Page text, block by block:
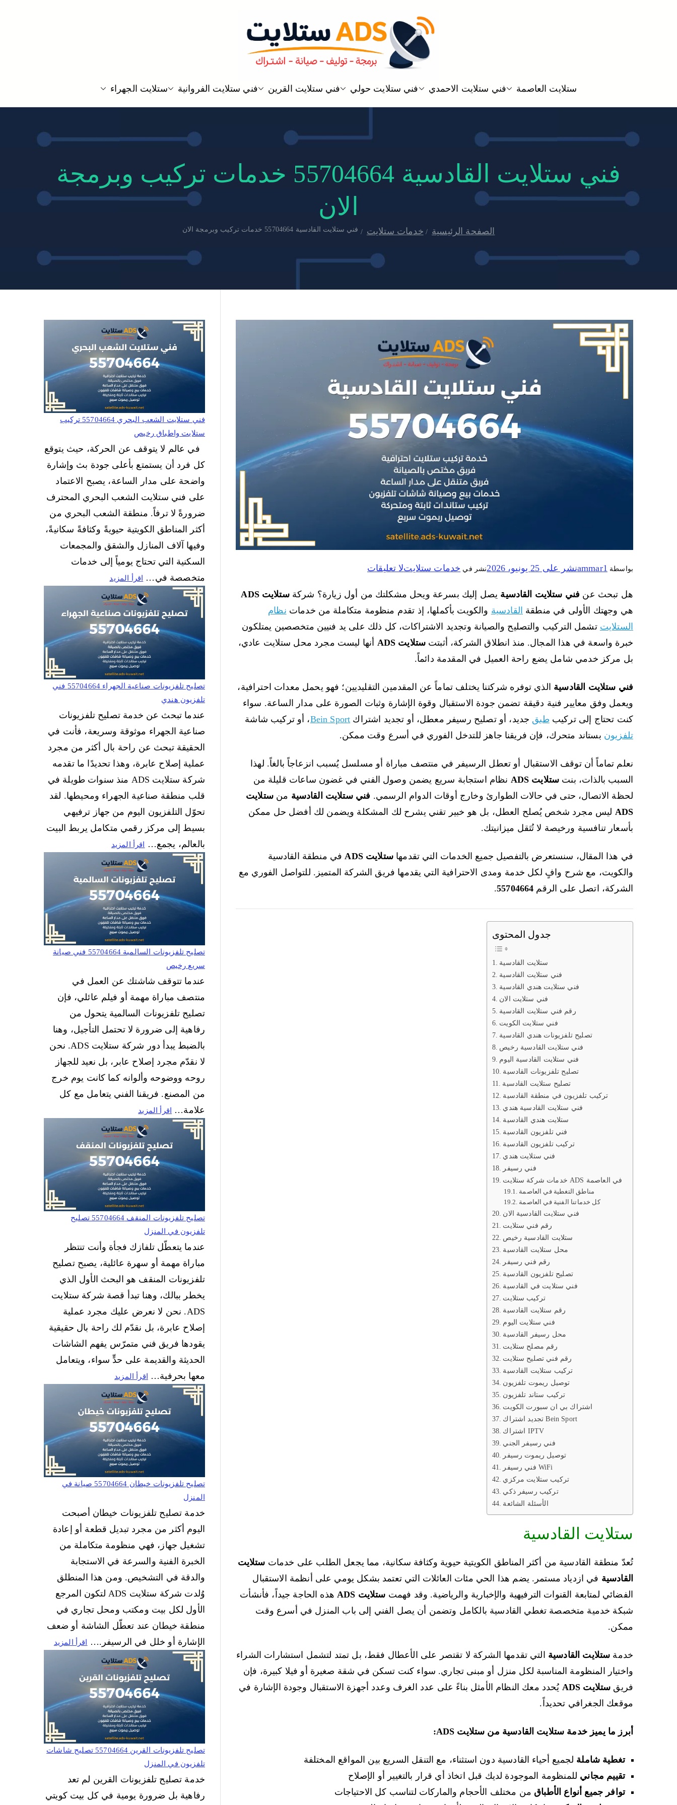
ستلايت ADS
افضل خدمة فني ستلايت رسيفر في الكويت فك نقل تركيب صيانة لجميع انواع دش الستلايت و
ستلايت العاصمة فني ستلايت الاحمدي فني ستلايت حولي فني ستلايت القرين فني ستلايت الفروانية ستلايت الجهراء
فني ستلايت القادسية 55704664 خدمات تركيب وبرمجة
الان
الصفحة الرئيسية خدمات ستلايت فني ستلايت القادسية 55704664 خدمات تركيب وبرمجة الان
بواسطة ammar1نشر على 25 يونيو، 2026 نشر في خدمات ستلايتلا تعليقات
هل تبحث عن فني ستلايت القادسية يصل إليك بسرعة ويحل مشكلتك من أول زيارة؟ شركةستلايت ADS
هي وجهتك الأولى في منطقة القادسية والكويت بأكملها، إذ تقدم منظومة متكاملة من خدمات نظام
الستلايت تشمل التركيب والتصليح والصيانة وتجديد الاشتراكات، كل ذلك على يد فنيين متخصصين يمتلكون
خبرة واسعة في هذا المجال. منذ انطلاق الشركة، أثبتت ستلايت ADS
أنها ليست مجرد محل ستلايت عادي،
بل مركز خدمي شامل يضع راحة العميل في المقدمة دائماً.
فني ستلايت القادسية الذي توفره شركتنا يختلف تماماً عن المقدمين التقليديين؛ فهو يحمل معدات احترافية،
ويعمل وفق معايير فنية دقيقة تضمن جودة الاستقبال وقوة الإشارة وثبات الصورة على مدار الساعة. سواء
كنت تحتاج إلى تركيب طبق جديد، أو تصليح رسيفر معطل، أو تجديد اشتراك Bein Sport، أو تركيب شاشة
تلفزيون بستاند متحرك، فإن فريقنا جاهز للتدخل الفوري في أسرع وقت ممكن.
نعلم تماماً أن توقف الاستقبال أو تعطل الرسيفر في منتصف مباراة أو مسلسل يُسبب انزعاجاً بالغاً. لهذا
السبب بالذات، بنت ستلايت ADS
نظام استجابة سريع يضمن وصول الفني في غضون ساعات قليلة من
لحظة الاتصال، حتى في حالات الطوارئ وخارج أوقات الدوام الرسمي. فني ستلايت القادسية منستلايت
ADS ليس مجرد شخص يُصلح العطل، بل هو خبير تقني يشرح لك المشكلة ويضمن لك أفضل حل ممكن
بأسعار تنافسية ورخيصة لا تُثقل ميزانيتك.
في هذا المقال، سنستعرض بالتفصيل جميع الخدمات التي تقدمهاستلايت ADS
في منطقة القادسية
والكويت، مع شرح وافٍ لكل خدمة ومدى الاحترافية التي يقدمها فريق الشركة المتميز. للتواصل الفوري مع
الشركة، اتصل على الرقم 55704664
.
جدول المحتوى
ستلايت القادسية
فني ستلايت القادسية
فني ستلايت هندي القادسية
فني ستلايت الان
رقم فني ستلايت القادسية
فني ستلايت الكويت
تصليح تلفزيونات هندي القادسية
فني ستلايت القادسية رخيص
فني ستلايت القادسية اليوم
تصليح تلفزيونات القادسية
تصليح ستلايت القادسية
تركيب تلفزيون في منطقة القادسية
فني ستلايت القادسية هندي
ستلايت هندي القادسية
فني تلفزيون القادسية
تركيب تلفزيون القادسية
فني ستلايت هندي
فني رسيفر
خدمات شركة ستلايت ADS في العاصمة
مناطق التغطية في العاصمة
كل خدماتنا الفنية في العاصمة
فني ستلايت القادسية الان
رقم فني ستلايت
ستلايت القادسية رخيص
محل ستلايت القادسية
رقم فني رسيفر
تصليح تلفزيون القادسية
فني ستلايت في القادسية
تركيب ستلايت
رقم ستلايت القادسية
فني ستلايت اليوم
محل رسيفر القادسية
رقم مصلح ستلايت
رقم فني تصليح ستلايت
تركيب ستلايت القادسية
توصيل ريموت تلفزيون
تركيب ستاند تلفزيون
اشتراك بي ان سبورت الكويت
تجديد اشتراك Bein Sport
اشتراك IPTV
فني رسيفر الجني
توصيل ريموت رسيفر
فني رسيفر WiFi
تركيب ستلايت مركزي
تركيب رسيفر ذكي
الأسئلة الشائعة
ستلايت القادسية
تُعدّ منطقة القادسية من أكثر المناطق الكويتية حيوية وكثافة سكانية، مما يجعل الطلب على خدمات ستلايت
القادسية في ازدياد مستمر. يضم هذا الحي مئات العائلات التي تعتمد بشكل يومي على أنظمة الاستقبال
الفضائي لمتابعة القنوات الترفيهية والإخبارية والرياضية. وقد فهمت ستلايت ADS
هذه الحاجة جيداً، فأنشأت
شبكة خدمية متخصصة تغطي القادسية بالكامل وتضمن أن يصل الفني إلى باب المنزل في أسرع وقت
ممكن.
خدمة ستلايت القادسية التي تقدمها الشركة لا تقتصر على الأعطال فقط، بل تمتد لتشمل استشارات الشراء
واختيار المنظومة المناسبة لكل منزل أو مبنى تجاري. سواء كنت تسكن في شقة صغيرة أو فيلا كبيرة، فإن
فريق ستلايت ADS
يُحدد معك النظام الأمثل بناءً على عدد الغرف وعدد أجهزة الاستقبال وجودة الإشارة في
موقعك الجغرافي تحديداً.
أبرز ما يميز خدمة ستلايت القادسية من ستلايت ADS:
تغطية شاملة لجميع أحياء القادسية دون استثناء، مع التنقل السريع بين المواقع المختلفة
تقييم مجاني للمنظومة الموجودة لديك قبل اتخاذ أي قرار بالتغيير أو الإصلاح
توافر جميع أنواع الأطباق من مختلف الأحجام والماركات لتناسب كل الاحتياجات
فني ستلايت الشعب البحري 55704664 تركيب
ستلايت واطباق رخيص
في عالم لا يتوقف عن الحركة، حيث يتوقع
كل فرد أن يستمتع بأعلى جودة بث وإشارة
واضحة على مدار الساعة، يصبح الاعتماد
على فني ستلايت الشعب البحري المحترف
ضرورةً لا ترفاً. منطقة الشعب البحري من
أكثر المناطق الكويتية حيويةً وكثافةً سكانيةً،
وفيها آلاف المنازل والشقق والمجمعات
السكنية التي تحتاج يومياً إلى خدمات
متخصصة في…
اقرأ المزيد
تصليح تلفزيونات صناعية الجهراء 55704664 فني
تلفزيون هندي
عندما تبحث عن خدمة تصليح تلفزيونات
صناعية الجهراء موثوقة وسريعة، فأنت في
الحقيقة تبحث عن راحة بال أكثر من مجرد
عملية إصلاح عابرة، وهذا تحديدًا ما تقدمه
شركة ستلايت ADS منذ سنوات طويلة في
قلب منطقة صناعية الجهراء ومحيطها. لقد
تحوّل التلفزيون اليوم من جهاز ترفيهي
بسيط إلى مركز رقمي متكامل يربط البيت
بالعالم، يجمع… اقرأ المزيد
تصليح تلفزيونات السالمية 55704664 فني صيانة
سريع رخيص
عندما تتوقف شاشتك عن العمل في
منتصف مباراة مهمة أو فيلم عائلي، فإن
تصليح تلفزيونات السالمية يتحول من
رفاهية إلى ضرورة لا تحتمل التأجيل، وهنا
بالضبط يبدأ دور شركة ستلايت ADS. نحن
لا نقدّم مجرد إصلاح عابر، بل نعيد للجهاز
روحه ووضوحه وألوانه كما كانت يوم خرج
من المصنع. فريقنا الفني يتعامل مع كل
علامة…
اقرأ المزيد
تصليح تلفزيونات المنقف 55704664 تصليح
تلفزيون في المنزل
عندما يتعطّل تلفازك فجأة وأنت تنتظر
مباراة مهمة أو سهرة عائلية، يصبح تصليح
تلفزيونات المنقف هو البحث الأول الذي
يخطر ببالك، وهنا تبدأ قصة شركة ستلايت
ADS. نحن لا نعرض عليك مجرد عملية
إصلاح عابرة، بل نقدّم لك راحة بال حقيقية
يقودها فريق فني متمرّس يفهم الشاشات
الحديثة والقديمة على حدٍّ سواء، ويتعامل
معها بحرفية…
اقرأ المزيد
تصليح تلفزيونات خيطان 55704664 صيانة في
المنزل
خدمة تصليح تلفزيونات خيطان أصبحت
اليوم أكثر من مجرد تبديل قطعة أو إعادة
تشغيل جهاز، فهي منظومة متكاملة من
الخبرة الفنية والسرعة في الاستجابة
والدقة في التشخيص. ومن هذا المنطلق
وُلدت شركة ستلايت ADS لتكون المرجع
الأول لكل بيت ومكتب ومحل تجاري في
منطقة خيطان عند تعطّل الشاشة أو ضعف
الإشارة أو خلل في الرسيفر.…
اقرأ المزيد
تصليح تلفزيونات القرين 55704664 تصليح شاشات
تلفزيون في المنزل
خدمة تصليح تلفزيونات القرين لم تعد
رفاهية بل ضرورة يومية في كل بيت كويتي